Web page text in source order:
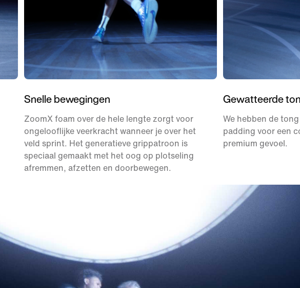
Snelle bewegingen
ZoomX foam over de hele lengte zorgt voor
ongelooflijke veerkracht wanneer je over het
veld sprint. Het generatieve grippatroon is
speciaal gemaakt met het oog op plotseling
afremmen, afzetten en doorbewegen.
Gewatteerde
We hebben de
padding voor een
premium gevoel.